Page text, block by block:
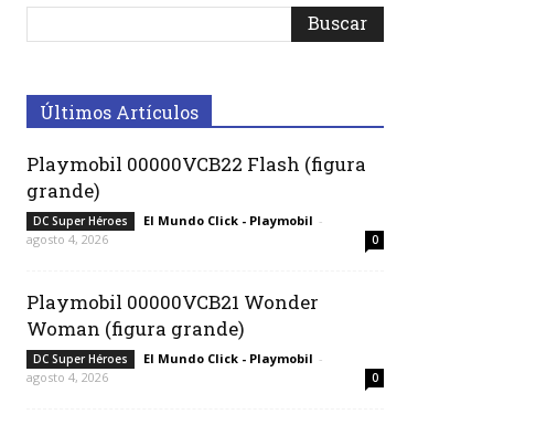
Últimos Artículos
Playmobil 00000VCB22 Flash (figura
grande)
DC Super Héroes El Mundo Click - Playmobil -
agosto 4, 2026
0
Playmobil 00000VCB21 Wonder
Woman (figura grande)
DC Super Héroes El Mundo Click - Playmobil -
agosto 4, 2026
0